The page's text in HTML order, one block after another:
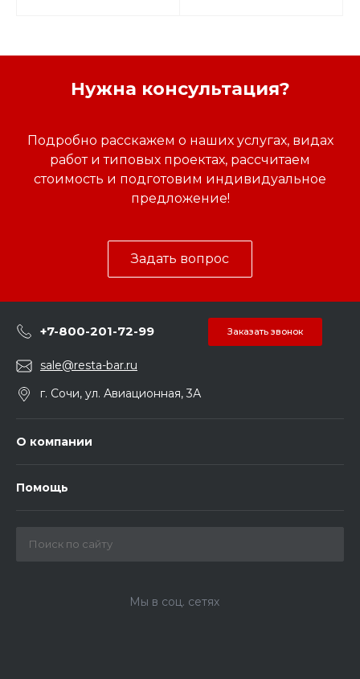
Нужна консультация?
Подробно расскажем о наших услугах, видах
работ и типовых проектах, рассчитаем
стоимость и подготовим индивидуальное
предложение!
Задать вопрос
+7-800-201-72-99 Заказать звонок
sale@resta-bar.ru
г. Сочи, ул. Авиационная, 3А
О компании
Помощь
Мы в соц. сетях